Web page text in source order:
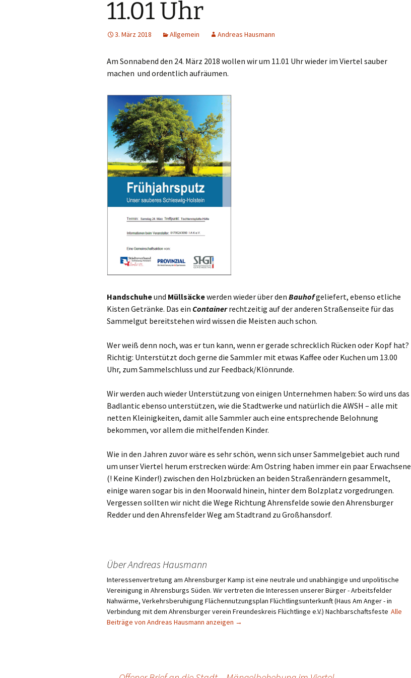
Haus am Anger
Flächennutzungsplan
11.01 Uhr
3. März 2018 Allgemein Andreas Hausmann
Am Sonnabend den 24. März 2018 wollen wir um 11.01 Uhr wieder im Viertel sauber
machen und ordentlich aufräumen.
Handschuheund Müllsäckewerden wieder über den Bauhofgeliefert, ebenso etliche
Kisten Getränke. Das ein Container rechtzeitig auf der anderen Straßenseite für das
Sammelgut bereitstehen wird wissen die Meisten auch schon.
Wer weiß denn noch, was er tun kann, wenn er gerade schrecklich Rücken oder Kopf hat?
Richtig: Unterstützt doch gerne die Sammler mit etwas Kaffee oder Kuchen um 13.00
Uhr, zum Sammelschluss und zur Feedback/Klönrunde.
Wir werden auch wieder Unterstützung von einigen Unternehmen haben: So wird uns das
Badlantic ebenso unterstützen, wie die Stadtwerke und natürlich die AWSH – alle mit
netten Kleinigkeiten, damit alle Sammler auch eine entsprechende Belohnung
bekommen, vor allem die mithelfenden Kinder.
Wie in den Jahren zuvor wäre es sehr schön, wenn sich unser Sammelgebiet auch rund
um unser Viertel herum erstrecken würde: Am Ostring haben immer ein paar Erwachsene
(! Keine Kinder!) zwischen den Holzbrücken an beiden Straßenrändern gesammelt,
einige waren sogar bis in den Moorwald hinein, hinter dem Bolzplatz vorgedrungen.
Vergessen sollten wir nicht die Wege Richtung Ahrensfelde sowie den Ahrensburger
Redder und den Ahrensfelder Weg am Stadtrand zu Großhansdorf.
Über Andreas Hausmann
Interessenvertretung am Ahrensburger Kamp ist eine neutrale und unabhängige und unpolitische
Vereinigung in Ahrensburgs Süden. Wir vertreten die Interessen unserer Bürger - Arbeitsfelder
Nahwärme, Verkehrsberuhigung Flächennutzungsplan Flüchtlingsunterkunft (Haus Am Anger - in
Verbindung mit dem Ahrensburger verein Freundeskreis Flüchtlinge e.V.) Nachbarschaftsfeste Alle
Beiträge von Andreas Hausmann anzeigen →